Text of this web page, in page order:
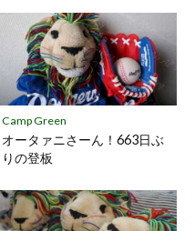
Camp Green
オータァニさーん！663日ぶ
りの登板